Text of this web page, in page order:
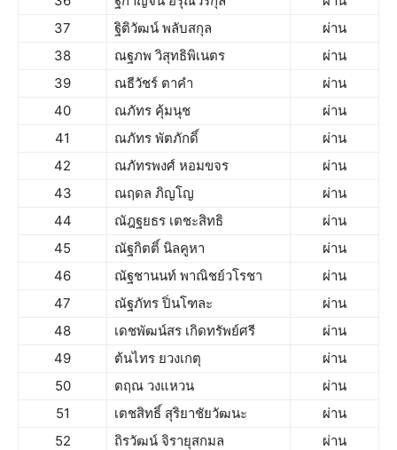
37
ฐิติวัฒน์ พลับสกุล
ผ่าน
38
ณฐภพ วิสุทธิพิเนตร
ผ่าน
39
ณธีวัชร์ ตาคำ
ผ่าน
40
ณภัทร คุ้มนุช
ผ่าน
41
ณภัทร พัตภักดิ์
ผ่าน
42
ณภัทรพงศ์ หอมขจร
ผ่าน
43
ณฤดล ภิญโญ
ผ่าน
44
ณัฎฐยธร เตชะสิทธิ
ผ่าน
45
ณัฐกิตติ์ นิลคูหา
ผ่าน
46
ณัฐชานนท์ พาณิชย์วโรชา
ผ่าน
47
ณัฐภัทร ปิ่นโฑละ
ผ่าน
48
เดชพัฒน์สร เกิดทรัพย์ศรี
ผ่าน
49
ต้นไทร ยวงเกตุ
ผ่าน
50
ตฤณ วงแหวน
ผ่าน
51
เตชสิทธิ์ สุริยาชัยวัฒนะ
ผ่าน
52
ถิรวัฒน์ จิรายุสกมล
ผ่าน